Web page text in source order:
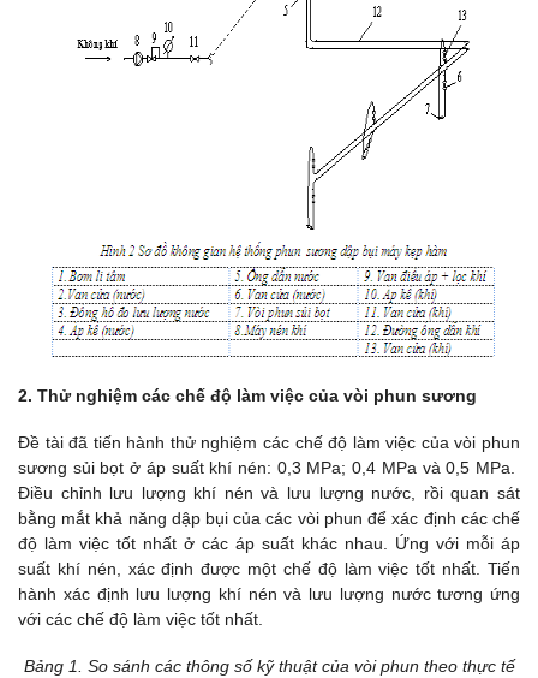
2. Thử nghiệm các chế độ làm việc của vòi phun sương
Đề tài đã tiến hành thử nghiệm các chế độ làm việc của vòi phun
sương sủi bọt ở áp suất khí nén: 0,3 MPa; 0,4 MPa và 0,5 MPa.
Điều chỉnh lưu lượng khí nén và lưu lượng nước, rồi quan sát
bằng mắt khả năng dập bụi của các vòi phun để xác định các chế
độ làm việc tốt nhất ở các áp suất khác nhau. Ứng với mỗi áp
suất khí nén, xác định được một chế độ làm việc tốt nhất. Tiến
hành xác định lưu lượng khí nén và lưu lượng nước tương ứng
với các chế độ làm việc tốt nhất.
Bảng 1. So sánh các thông số kỹ thuật của vòi phun theo thực tế